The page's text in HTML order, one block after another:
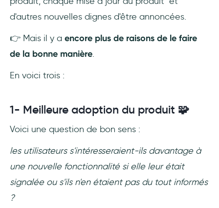
d'autres nouvelles dignes d'être annoncées.
👉 Mais il y a encore plus de raisons de le faire
de la bonne manière.
En voici trois :
1- Meilleure adoption du produit 🧩
Voici une question de bon sens :
les utilisateurs s'intéresseraient-ils davantage à
une nouvelle fonctionnalité si elle leur était
signalée ou s'ils n'en étaient pas du tout informés
?